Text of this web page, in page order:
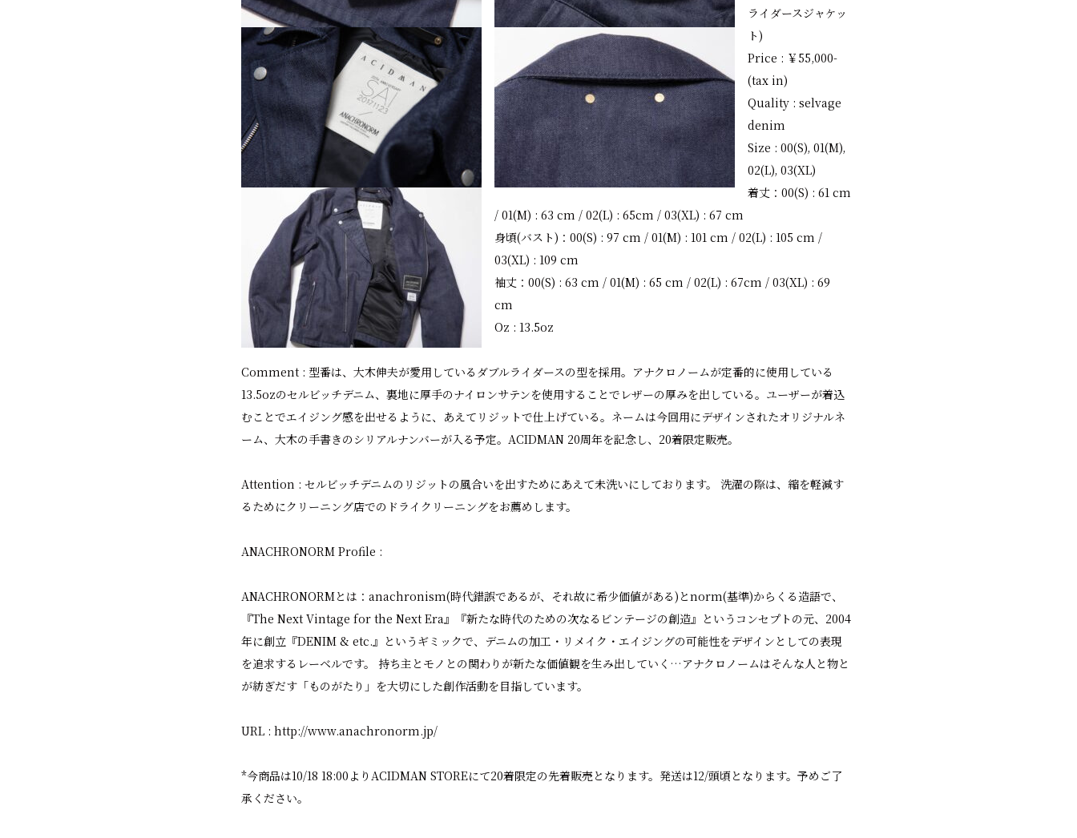
ライダースジャケッ
ト)
Price : ￥55,000-
(tax in)
Quality : selvage
denim
Size : 00(S), 01(M),
02(L), 03(XL)
着丈：00(S) : 61 cm
/ 01(M) : 63 cm / 02(L) : 65cm / 03(XL) : 67 cm
身頃(バスト)：00(S) : 97 cm / 01(M) : 101 cm / 02(L) : 105 cm /
03(XL) : 109 cm
袖丈：00(S) : 63 cm / 01(M) : 65 cm / 02(L) : 67cm / 03(XL) : 69
cm
Oz : 13.5oz
Comment : 型番は、大木伸夫が愛用しているダブルライダースの型を採用。アナクロノームが定番的に使用している
13.5ozのセルビッチデニム、裏地に厚手のナイロンサテンを使用することでレザーの厚みを出している。ユーザーが着込
むことでエイジング感を出せるように、あえてリジットで仕上げている。ネームは今回用にデザインされたオリジナルネ
ーム、大木の手書きのシリアルナンバーが入る予定。ACIDMAN 20周年を記念し、20着限定販売。
Attention : セルビッチデニムのリジットの風合いを出すためにあえて未洗いにしております。 洗濯の際は、縮を軽減す
るためにクリーニング店でのドライクリーニングをお薦めします。
ANACHRONORM Profile :
ANACHRONORMとは：anachronism(時代錯誤であるが、それ故に希少価値がある)とnorm(基準)からくる造語で、
『The Next Vintage for the Next Era』『新たな時代のための次なるビンテージの創造』というコンセプトの元、2004
年に創立『DENIM & etc.』というギミックで、デニムの加工・リメイク・エイジングの可能性をデザインとしての表現
を追求するレーベルです。 持ち主とモノとの関わりが新たな価値観を生み出していく…アナクロノームはそんな人と物と
が紡ぎだす「ものがたり」を大切にした創作活動を目指しています。
URL : http://www.anachronorm.jp/
*今商品は10/18 18:00よりACIDMAN STOREにて20着限定の先着販売となります。発送は12/頭頃となります。予めご了
承ください。